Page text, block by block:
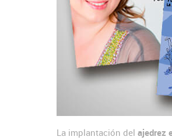
La implantación del ajedrez